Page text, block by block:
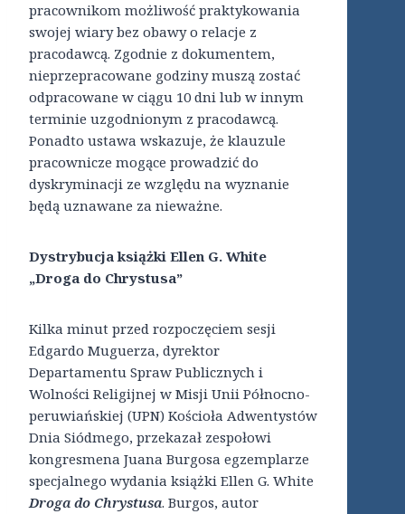
pracownikom możliwość praktykowania
swojej wiary bez obawy o relacje z
pracodawcą. Zgodnie z dokumentem,
nieprzepracowane godziny muszą zostać
odpracowane w ciągu 10 dni lub w innym
terminie uzgodnionym z pracodawcą.
Ponadto ustawa wskazuje, że klauzule
pracownicze mogące prowadzić do
dyskryminacji ze względu na wyznanie
będą uznawane za nieważne.
Dystrybucja książki Ellen G. White
„Droga do Chrystusa”
Kilka minut przed rozpoczęciem sesji
Edgardo Muguerza, dyrektor
Departamentu Spraw Publicznych i
Wolności Religijnej w Misji Unii Północno-
peruwiańskiej (UPN) Kościoła Adwentystów
Dnia Siódmego, przekazał zespołowi
kongresmena Juana Burgosa egzemplarze
specjalnego wydania książki Ellen G. White
Droga do Chrystusa. Burgos, autor